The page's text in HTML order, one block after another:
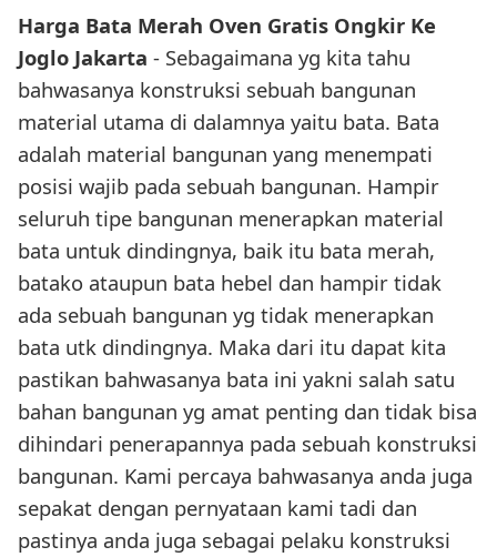
Harga Bata Merah Oven Gratis Ongkir Ke
Joglo Jakarta - Sebagaimana yg kita tahu
bahwasanya konstruksi sebuah bangunan
material utama di dalamnya yaitu bata. Bata
adalah material bangunan yang menempati
posisi wajib pada sebuah bangunan. Hampir
seluruh tipe bangunan menerapkan material
bata untuk dindingnya, baik itu bata merah,
batako ataupun bata hebel dan hampir tidak
ada sebuah bangunan yg tidak menerapkan
bata utk dindingnya. Maka dari itu dapat kita
pastikan bahwasanya bata ini yakni salah satu
bahan bangunan yg amat penting dan tidak bisa
dihindari penerapannya pada sebuah konstruksi
bangunan. Kami percaya bahwasanya anda juga
sepakat dengan pernyataan kami tadi dan
pastinya anda juga sebagai pelaku konstruksi